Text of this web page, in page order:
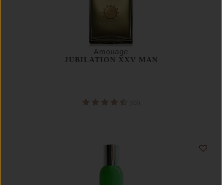
Amouage
JUBILATION XXV MAN
(92)